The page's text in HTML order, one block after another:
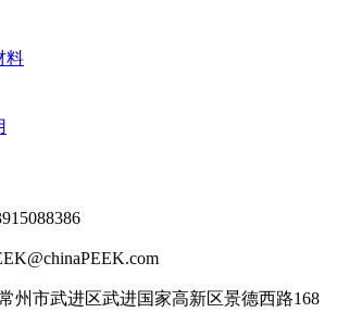
料
州市武进区武进国家高新区景德西路168